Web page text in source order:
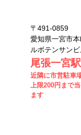
〒491-0859
愛知県一宮市
ルボテンサン
尾張一宮
近隣に市営駐車
上限200円まで
ます